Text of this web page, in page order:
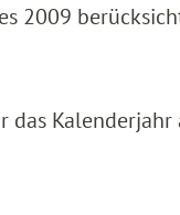
2009
das